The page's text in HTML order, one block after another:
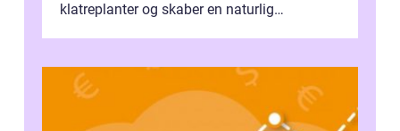
klatreplanter og skaber en naturlig